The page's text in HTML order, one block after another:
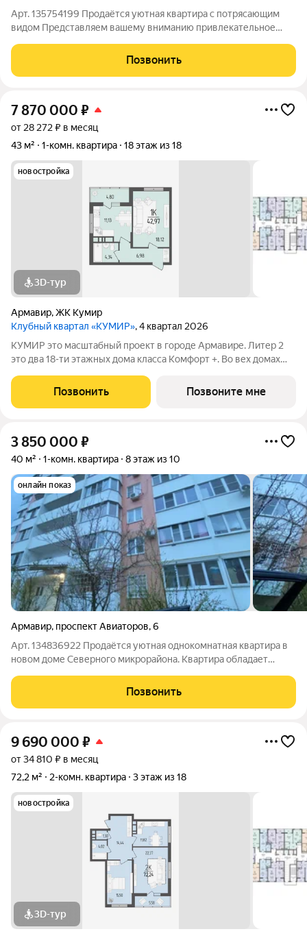
Арт. 135754199 Продаётся уютная квартира с потрясающим
видом Представляем вашему вниманию привлекательное
квартира, расположенная на десятом этаже десятиэтажного
дома. Дом находится в отличном
Позвонить
7 870 000 ₽
от 28 272 ₽ в месяц
43 м²
1-комн. квартира 18 этаж из 18
новостройка
3D-тур
Армавир,ЖК Кумир
Клубный квартал «КУМИР», 4 квартал 2026
КУМИР этo масштабный проект в городе Армавире. Литер 2
это два 18-ти этажных дома класса Комфорт +. Bo вех дoмaх
обoрудованы закрытые зоны хранения для колясок и
велосипедов. В Клубном квартале
Позвонить Позвоните мне
3 850 000 ₽
40 м² 1-комн. квартира 8 этаж из 10
онлайн показ
Армавир, проспект Авиаторов,6
Арт. 134836922 Продаётся уютная однокомнатная квартира в
новом доме Северного микрорайона. Квартира обладает
развитой инфраструктурой и близостью ко всем необходимым
объектам. Преимущества
Позвонить
9 690 000 ₽
от 34 810 ₽ в месяц
72,2 м²
2-комн. квартира 3 этаж из 18
новостройка
3D-тур